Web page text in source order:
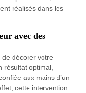
réalisés dans les
avec des
de décorer votre
résultat optimal,
aux mains d’un
cette intervention